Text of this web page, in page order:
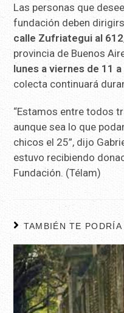
Las personas que
fundación deben
calle Zufriategui al 612
provincia de Buenos
lunes a viernes de 11
colecta continuará
“Estamos entre todos
aunque sea lo que
chicos el 25”, dijo
estuvo recibiendo
Fundación. (Télam)
TAMBIÉN TE PODRÍA